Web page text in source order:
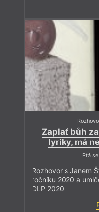
Zaplať bůh
lyriky, má
Ptá
Rozhovor s Janem
ročníku 2020 a
DLP 2020